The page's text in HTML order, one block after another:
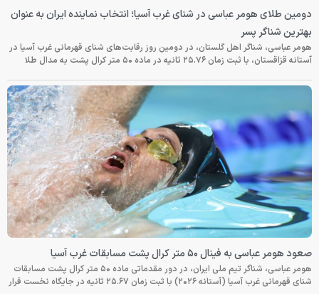
دومین طلای هومر عباسی در شنای غرب آسیا؛ انتخاب نماینده ایران به عنوان
بهترین شناگر پسر
هومر عباسی، شناگر اهل گلستان، در دومین روز رقابت‌های شنای قهرمانی غرب آسیا در
آستانه قزاقستان، با ثبت زمان ۲۵.۷۶ ثانیه در ماده ۵۰ متر کرال پشت به مدال طلا
صعود هومر عباسی به فینال ۵۰ متر کرال پشت مسابقات غرب آسیا
هومر عباسی، شناگر تیم ملی ایران، در دور مقدماتی ماده ۵۰ متر کرال پشت مسابقات
شنای قهرمانی غرب آسیا (آستانه ۲۰۲۶) با ثبت زمان ۲۵.۶۷ ثانیه در جایگاه نخست قرار